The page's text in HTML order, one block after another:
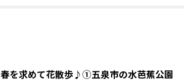
春を求めて花散歩♪①五泉市の水芭蕉公園